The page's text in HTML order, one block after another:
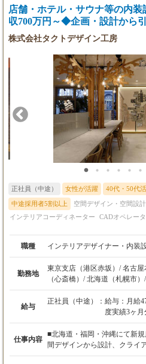
業時間45時
超過した時
想定年収：
店舗・ホテル・サウナ等の内
収700万円～◆企画・設計から
株式会社タクトデザイン工房
正社員（中途） 女性が活躍 40代・50代
中途採用者5割以上 空間デザイン・空間設計
インテリアコーディネーター
CADオペレー
職種 インテリアデザイナー・内装
勤務地
東京支店（港区赤坂）/ 名古
（心斎橋）/ 北海道（札幌市
給与
正社員（中途）： 給与：月給
度実績3ヶ
あり
※経験、能
し、給与額
仕事内容
■北海道・福岡・沖縄にて新
間デザインから設計、クライ
まで、一貫して携わっていた